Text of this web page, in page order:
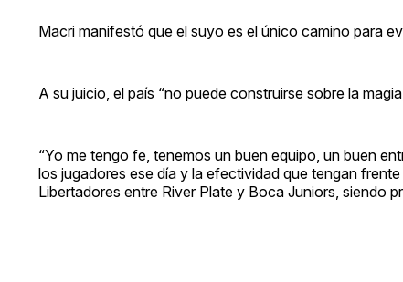
Macri manifestó que el suyo es el único camino para
A su juicio, el país “no puede construirse sobre la
“Yo me tengo fe, tenemos un buen equipo, un buen
los jugadores ese día y la efectividad que tengan
Libertadores entre River Plate y Boca Juniors, siendo